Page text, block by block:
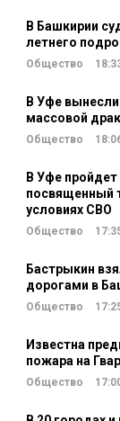
В Башкирии
летнего
Общество
В Уфе
массовой
Общество
В Уфе
посвященный
условиях СВО
Общество
Бастрыкин
дорогами в
Общество
Известна
пожара на
Общество